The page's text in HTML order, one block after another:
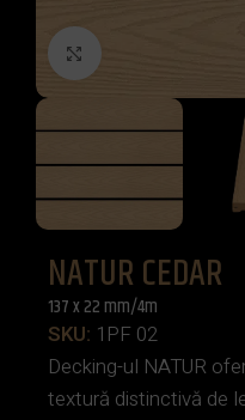
Click to enlarge
NATUR CEDAR
137 x 22 mm/4m
SKU: 1PF 02
Decking-ul NATUR
textură distinctivă de